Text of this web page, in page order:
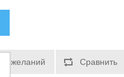
пожеланий Сравнить